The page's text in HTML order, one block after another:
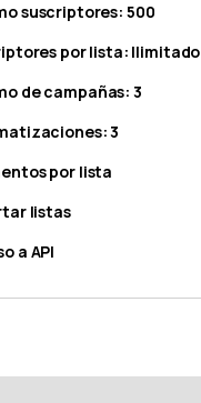
suscriptores: 500
por lista: Ilimitado
de campañas: 3
3
por lista
listas
a API